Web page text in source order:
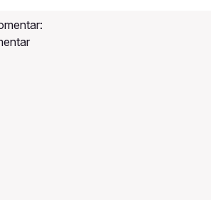
masing.Mengapa Buka Barbershop di
Daerah Sangat Potensial?Persaingan
mendapatkan ilmu yang
maksimal.Berikut adalah panduan